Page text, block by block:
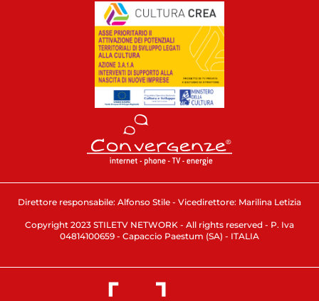
Direttore responsabile: Alfonso Stile - Vicedirettore: Marilina Letizia
Copyright 2023 STILETV NETWORK - All rights reserved - P. Iva
04814100659 - Capaccio Paestum (SA) - ITALIA